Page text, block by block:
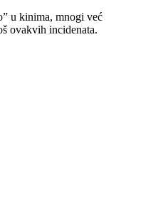
u kinima, mnogi već
ovakvih incidenata.